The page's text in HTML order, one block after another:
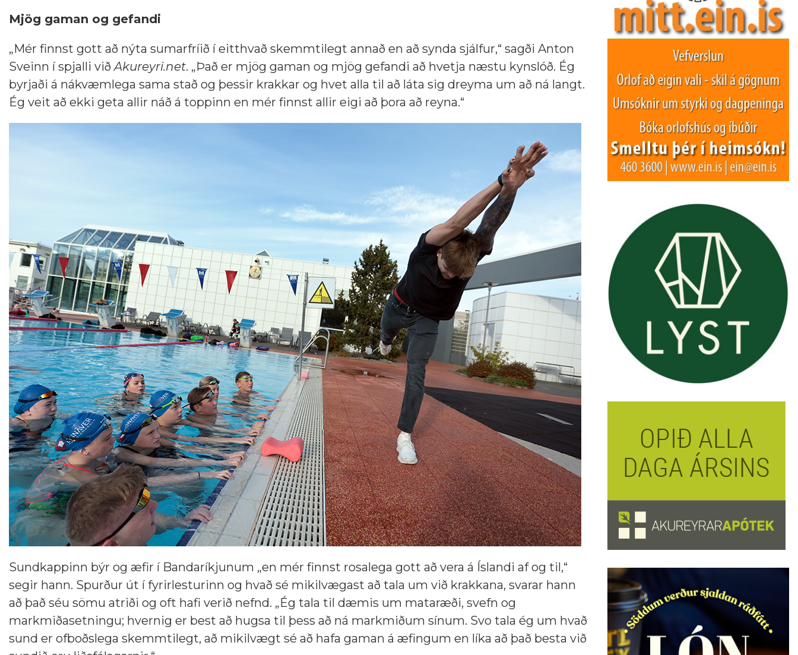
Mjög gaman og gefandi
„Mér finnst gott að nýta sumarfríið í eitthvað skemmtilegt annað en að synda sjálfur,“ sagði Anton
Sveinn í spjalli viðAkureyri.net. „Það er mjög gaman og mjög gefandi að hvetja næstu kynslóð. Ég
byrjaði á nákvæmlega sama stað og þessir krakkar og hvet alla til að láta sig dreyma um að ná langt.
Ég veit að ekki geta allir náð á toppinn en mér finnst allir eigi að þora að reyna.“
Sundkappinn býr og æfir í Bandaríkjunum „en mér finnst rosalega gott að vera á Íslandi af og til,“
segir hann. Spurður út í fyrirlesturinn og hvað sé mikilvægast að tala um við krakkana, svarar hann
að það séu sömu atriði og oft hafi verið nefnd. „Ég tala til dæmis um mataræði, svefn og
markmiðasetningu; hvernig er best að hugsa til þess að ná markmiðum sínum. Svo tala ég um hvað
sund er ofboðslega skemmtilegt, að mikilvægt sé að hafa gaman á æfingum en líka að það besta við